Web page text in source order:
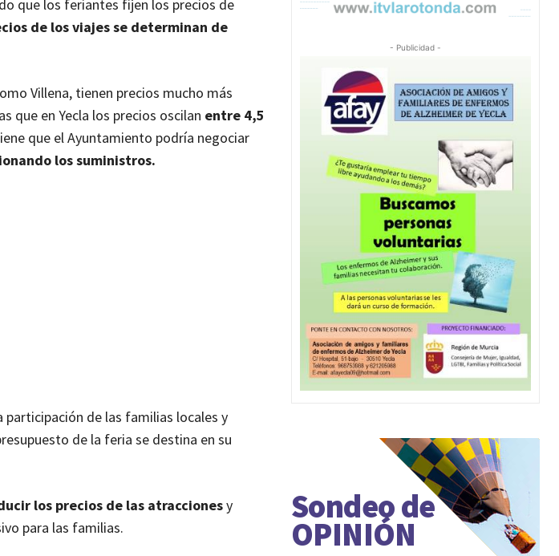
que los feriantes fijen los precios de
de los viajes se determinan de
Villena, tienen precios mucho más
que en Yecla los precios oscilan entre 4,5
que el Ayuntamiento podría negociar
los suministros.
de las familias locales y
de la feria se destina en su
los precios de las atraccionesy
para las familias.
- Publicidad -
Sondeo de
OPINIÓN